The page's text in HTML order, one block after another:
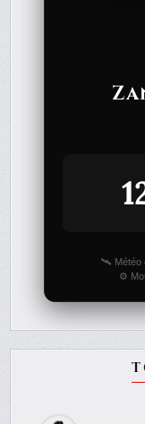
🛰️ Météo
⚙️